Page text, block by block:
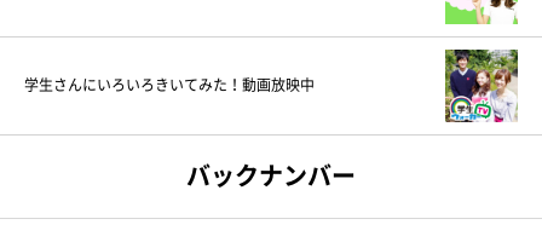
学生さんにいろいろきいてみた！動画放映中
バックナンバー